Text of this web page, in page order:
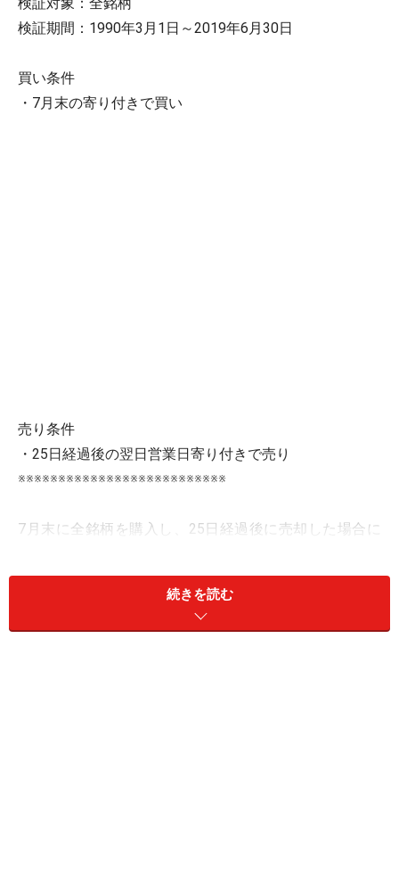
検証期間：1990年3月1日～2019年6月30日
買い条件
・7月末の寄り付きで買い
売り条件
・25日経過後の翌日営業日寄り付きで売り
※※※※※※※※※※※※※※※※※※※※※※※※※※
7月末に全銘柄を購入し、25日経過後に売却した場合に
プラスならば、8月は株価が上がりやすい月となりま
す。反対に損益がマイナスであるならば、8月は下がり
やすい月といえるのではないでしょうか。
続きを読む